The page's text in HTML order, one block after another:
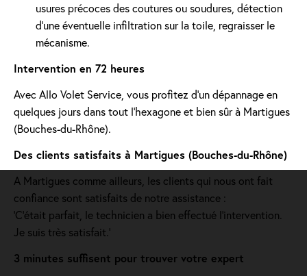
usures précoces des coutures ou soudures, détection
d'une éventuelle infiltration sur la toile, regraisser le
mécanisme.
Intervention en 72 heures
Avec Allo Volet Service, vous profitez d'un dépannage en
quelques jours dans tout l'hexagone et bien sûr à Martigues
(Bouches-du-Rhône).
Des clients satisfaits à Martigues (Bouches-du-Rhône)
A Martigues comme ailleurs, les clients qui nous ont fait
confiance sont satisfaits de notre assistance :
'C’était parfait, le technicien a bien effectué l’intervention.
Je suis très satisfait.'
3 minutes suffisent pour trouver votre expert